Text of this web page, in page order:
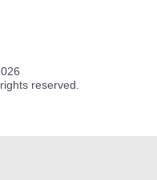
reserved.